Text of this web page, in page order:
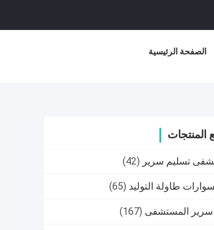
الصفحة الرئيسية
المنتجات
تسليم سرير (42)
طاولة التوليد (65)
سرير المستشفى (167)